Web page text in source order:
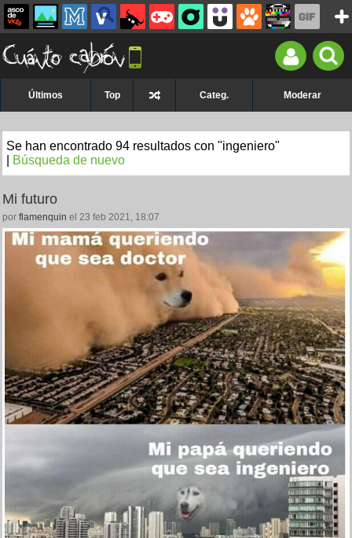
Últimos Top Categ. Moderar
Se han encontrado 94 resultados con "ingeniero"
Búsqueda de nuevo
Mi futuro
por flamenquin el 23 feb 2021, 18:07